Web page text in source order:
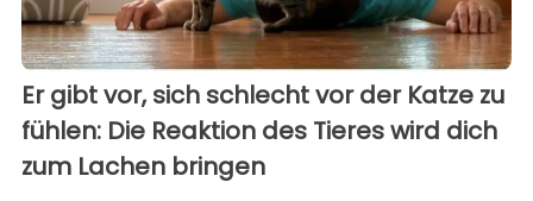
Er gibt vor, sich schlecht vor der Katze zu
fühlen: Die Reaktion des Tieres wird dich
zum Lachen bringen